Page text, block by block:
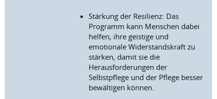
Stärkung der Resilienz: Das
Programm kann Menschen dabei
helfen, ihre geistige und
emotionale Widerstandskraft zu
stärken, damit sie die
Herausforderungen der
Selbstpflege und der Pflege besser
bewältigen können.